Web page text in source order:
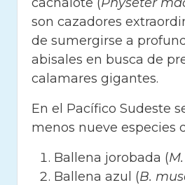
son cazadores
de sumergirse a
abisales en busca de
calamares gigantes.
En el Pacífico Sudeste
menos nueve especies
Ballena jorobada (
Ballena azul (B.